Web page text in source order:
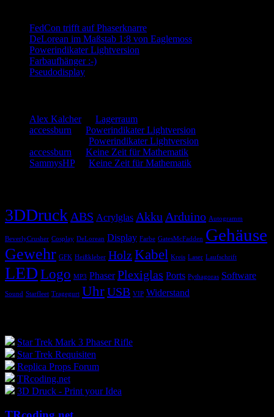
FedCon trifft auf Phaserknarre
DeLorean im Maßstab 1:8 von Eaglemoss
Powerindikater Lightversion
Farbaufhänger :-)
Pseudodisplay
Alex Kalcherzu Lagerraum
accessburn
Powerindikater Lightversion
Powerindikater Lightversion
accessburn
Keine Zeit für Mathematik
SammysHPzu Keine Zeit für Mathematik
3DDruck ABS Acrylglas Akku Arduino Autogramm
BeverlyCrusher Cosplay DeLorean Display Farbe GatesMcFadden Gehäuse
Gewehr GFK Heißkleber HolzKabel Kreis Laser Laufschrift
LEDLogo MP3 Phaser Plexiglas Ports Pythagoras Software
Sound Starfleet Tragegurt UhrUSB VIP Widerstand
Star Trek Mark 3 Phaser Rifle
Star Trek Requisiten
Replica Props Forum
TRcoding.net
3D Druck - Print your Idea